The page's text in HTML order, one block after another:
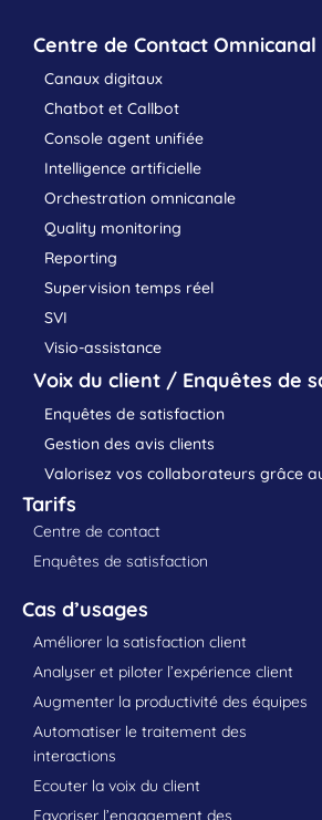
Centre de Contact Omnicanal
Canaux digitaux
Chatbot et Callbot
Console agent unifiée
Intelligence artificielle
Orchestration omnicanale
Quality monitoring
Reporting
Supervision temps réel
SVI
Visio-assistance
Voix du client / Enquêtes de
Enquêtes de satisfaction
Gestion des avis clients
Valorisez vos collaborateurs grâce
Tarifs
Centre de contact
Enquêtes de satisfaction
Cas d’usages
Améliorer la satisfaction client
Analyser et piloter l’expérience client
Augmenter la productivité des équipes
Automatiser le traitement des
interactions
Ecouter la voix du client
Favoriser l’engagement des